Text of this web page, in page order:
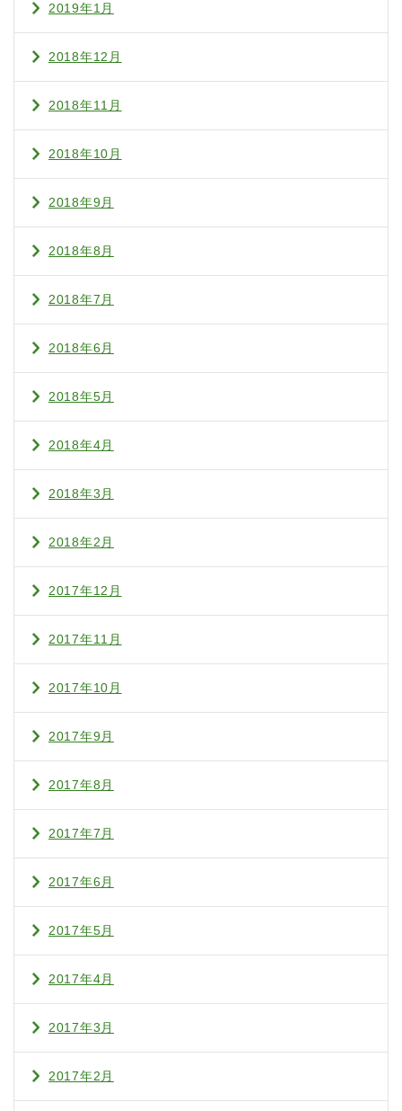
2019年1月
2018年12月
2018年11月
2018年10月
2018年9月
2018年8月
2018年7月
2018年6月
2018年5月
2018年4月
2018年3月
2018年2月
2017年12月
2017年11月
2017年10月
2017年9月
2017年8月
2017年7月
2017年6月
2017年5月
2017年4月
2017年3月
2017年2月